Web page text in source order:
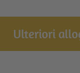
Ulteriori